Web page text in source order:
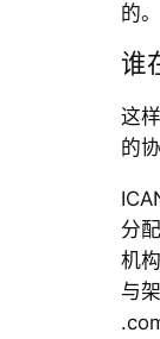
的。
谁
这
的
分
机
与